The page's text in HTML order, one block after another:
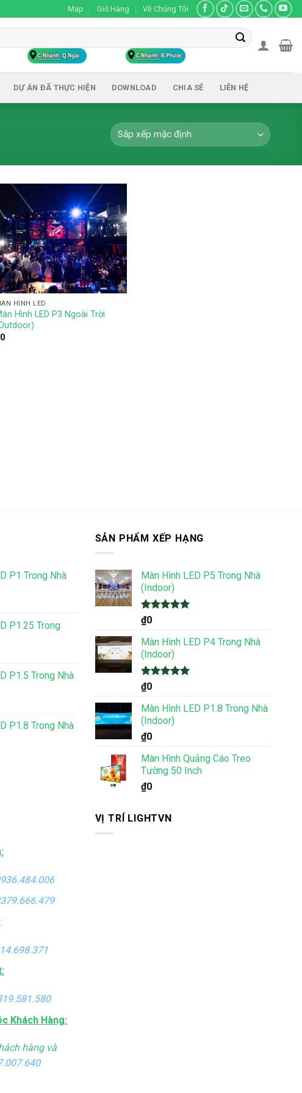
Map Giỏ Hàng Về Chúng Tôi
DỰ ÁN ĐÃ THỰC HIỆN DOWNLOAD CHIA SẺ LIÊN HỆ
Add to
wishlist
HÌNH LED
Hình LED P3 Ngoài Trời
0
P1 Trong Nhà
P1.25 Trong
P1.5 Trong Nhà
P1.8 Trong Nhà
SẢN PHẨM XẾP HẠNG
Màn Hình LED P5 Trong Nhà
(Indoor)
Được xếp
hạng
5 sao
₫0
Màn Hình LED P4 Trong Nhà
(Indoor)
Được xếp
hạng
5 sao
₫0
Màn Hình LED P1.8 Trong Nhà
(Indoor)
₫0
Màn Hình Quảng Cáo Treo
Tường 50 Inch
₫0
Khách Hàng:
hàng và
VỊ TRÍ LIGHTVN